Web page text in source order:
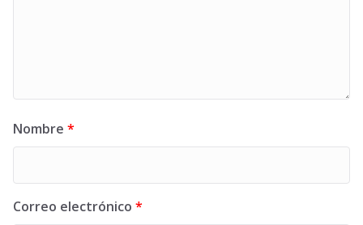
Nombre *
Correo electrónico *